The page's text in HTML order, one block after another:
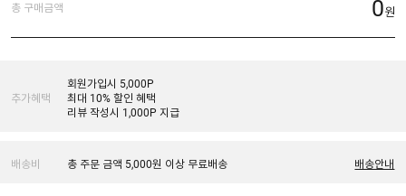
총 구매금액 0원
추가혜택
회원가입시 5,000P
최대 10% 할인 혜택
리뷰 작성시 1,000P 지급
배송비 총 주문 금액 5,000원 이상 무료배송 배송안내